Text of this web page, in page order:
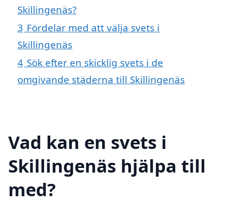
Skillingenäs?
3 Fördelar med att välja svets i
Skillingenäs
4 Sök efter en skicklig svets i de
omgivande städerna till Skillingenäs
Vad kan en svets i
Skillingenäs hjälpa till
med?